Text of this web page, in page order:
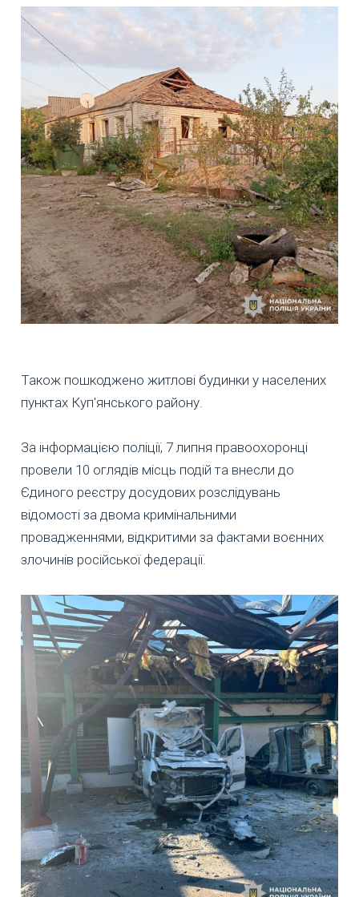
Також пошкоджено житлові будинки у населених
пунктах Куп'янського району.
За інформацією поліції, 7 липня правоохоронці
провели 10 оглядів місць подій та внесли до
Єдиного реєстру досудових розслідувань
відомості за двома кримінальними
провадженнями, відкритими за фактами воєнних
злочинів російської федерації.